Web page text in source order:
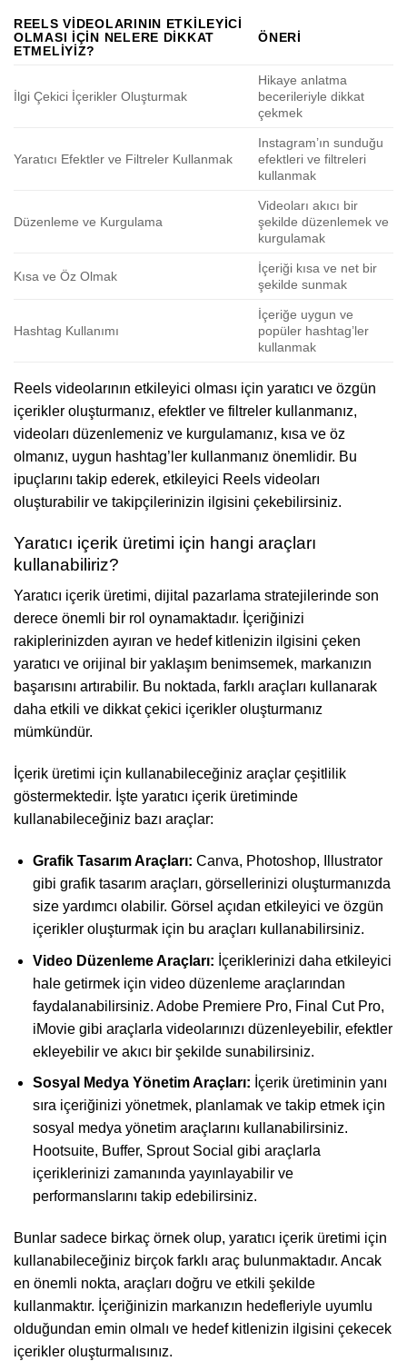
REELS VIDEOLARININ ETKILEYICI
OLMASI İÇIN NELERE DIKKAT
ETMELIYIZ?
ÖNERI
İlgi Çekici İçerikler Oluşturmak
Hikaye anlatma
becerileriyle dikkat
çekmek
Yaratıcı Efektler ve Filtreler Kullanmak
Instagram’ın sunduğu
efektleri ve filtreleri
kullanmak
Düzenleme ve Kurgulama
Videoları akıcı bir
şekilde düzenlemek ve
kurgulamak
Kısa ve Öz Olmak
İçeriği kısa ve net bir
şekilde sunmak
Hashtag Kullanımı
İçeriğe uygun ve
popüler hashtag’ler
kullanmak
Reels videolarının etkileyici olması için yaratıcı ve özgün
içerikler oluşturmanız, efektler ve filtreler kullanmanız,
videoları düzenlemeniz ve kurgulamanız, kısa ve öz
olmanız, uygun hashtag’ler kullanmanız önemlidir. Bu
ipuçlarını takip ederek, etkileyici Reels videoları
oluşturabilir ve takipçilerinizin ilgisini çekebilirsiniz.
Yaratıcı içerik üretimi için hangi araçları
kullanabiliriz?
Yaratıcı içerik üretimi, dijital pazarlama stratejilerinde son
derece önemli bir rol oynamaktadır. İçeriğinizi
rakiplerinizden ayıran ve hedef kitlenizin ilgisini çeken
yaratıcı ve orijinal bir yaklaşım benimsemek, markanızın
başarısını artırabilir. Bu noktada, farklı araçları kullanarak
daha etkili ve dikkat çekici içerikler oluşturmanız
mümkündür.
İçerik üretimi için kullanabileceğiniz araçlar çeşitlilik
göstermektedir. İşte yaratıcı içerik üretiminde
kullanabileceğiniz bazı araçlar:
Grafik Tasarım Araçları: Canva, Photoshop, Illustrator
gibi grafik tasarım araçları, görsellerinizi oluşturmanızda
size yardımcı olabilir. Görsel açıdan etkileyici ve özgün
içerikler oluşturmak için bu araçları kullanabilirsiniz.
Video Düzenleme Araçları: İçeriklerinizi daha etkileyici
hale getirmek için video düzenleme araçlarından
faydalanabilirsiniz. Adobe Premiere Pro, Final Cut Pro,
iMovie gibi araçlarla videolarınızı düzenleyebilir, efektler
ekleyebilir ve akıcı bir şekilde sunabilirsiniz.
Sosyal Medya Yönetim Araçları: İçerik üretiminin yanı
sıra içeriğinizi yönetmek, planlamak ve takip etmek için
sosyal medya yönetim araçlarını kullanabilirsiniz.
Hootsuite, Buffer, Sprout Social gibi araçlarla
içeriklerinizi zamanında yayınlayabilir ve
performanslarını takip edebilirsiniz.
Bunlar sadece birkaç örnek olup, yaratıcı içerik üretimi için
kullanabileceğiniz birçok farklı araç bulunmaktadır. Ancak
en önemli nokta, araçları doğru ve etkili şekilde
kullanmaktır. İçeriğinizin markanızın hedefleriyle uyumlu
olduğundan emin olmalı ve hedef kitlenizin ilgisini çekecek
içerikler oluşturmalısınız.